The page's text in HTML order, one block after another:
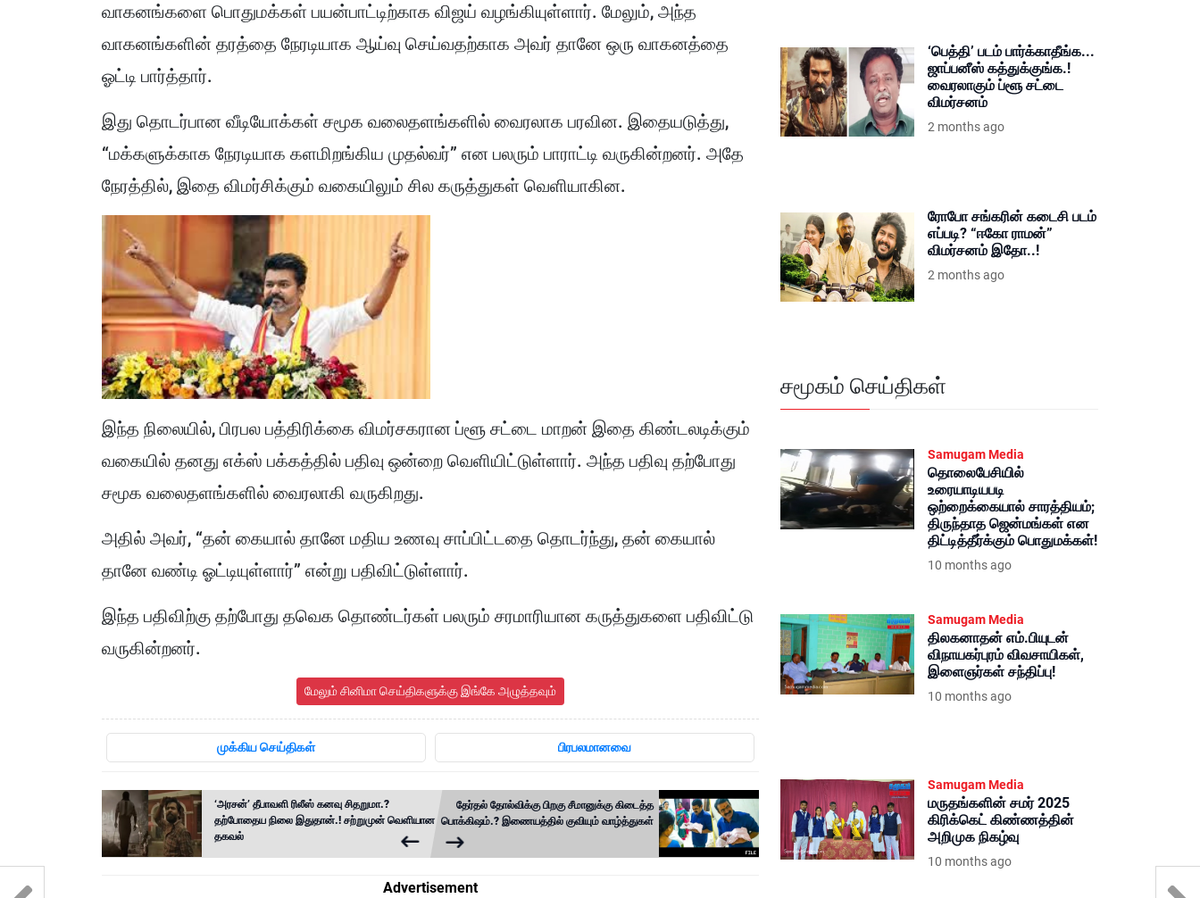
வாகனங்களை பொதுமக்கள் பயன்பாட்டிற்காக விஜய் வழங்கியுள்ளார். மேலும், அந்த
வாகனங்களின் தரத்தை நேரடியாக ஆய்வு செய்வதற்காக அவர் தானே ஒரு வாகனத்தை
ஓட்டி பார்த்தார்.
இது தொடர்பான வீடியோக்கள் சமூக வலைதளங்களில் வைரலாக பரவின. இதையடுத்து,
“மக்களுக்காக நேரடியாக களமிறங்கிய முதல்வர்” என பலரும் பாராட்டி வருகின்றனர். அதே
நேரத்தில், இதை விமர்சிக்கும் வகையிலும் சில கருத்துகள் வெளியாகின.
இந்த நிலையில், பிரபல பத்திரிக்கை விமர்சகரான ப்ளூ சட்டை மாறன் இதை கிண்டலடிக்கும்
வகையில் தனது எக்ஸ் பக்கத்தில் பதிவு ஒன்றை வெளியிட்டுள்ளார். அந்த பதிவு தற்போது
சமூக வலைதளங்களில் வைரலாகி வருகிறது.
அதில் அவர், “தன் கையால் தானே மதிய உணவு சாப்பிட்டதை தொடர்ந்து, தன் கையால்
தானே வண்டி ஓட்டியுள்ளார்” என்று பதிவிட்டுள்ளார்.
இந்த பதிவிற்கு தற்போது தவெக தொண்டர்கள் பலரும் சரமாரியான கருத்துகளை பதிவிட்டு
வருகின்றனர்.
மேலும் சினிமா செய்திகளுக்கு இங்கே அழுத்தவும்
முக்கிய செய்திகள் பிரபலமானவை
‘அரசன்’ தீபாவளி ரிலீஸ் கனவு சிதறுமா.?
தற்போதைய நிலை இதுதான்.! சற்றுமுன் வெளியான
தகவல்
தேர்தல் தோல்விக்கு பிறகு சீமானுக்கு கிடைத்த
பொக்கிஷம்.? இணையத்தில் குவியும் வாழ்த்துகள்
Advertisement
‘பெத்தி’ படம் பார்க்காதீங்க...
ஜாப்பனீஸ் கத்துக்குங்க.!
வைரலாகும் ப்ளூ சட்டை
விமர்சனம்
2 months ago
ரோபோ சங்கரின் கடைசி படம்
எப்படி? “ஈகோ ராமன்”
விமர்சனம் இதோ..!
2 months ago
சமூகம் செய்திகள்
Samugam Media
தொலைபேசியில்
உரையாடியபடி
ஒற்றைக்கையால் சாரத்தியம்;
திருந்தாத ஜென்மங்கள் என
திட்டித்தீர்க்கும் பொதுமக்கள்!
10 months ago
Samugam Media
திலகனாதன் எம்.பியுடன்
விநாயகர்புரம் விவசாயிகள்,
இளைஞர்கள் சந்திப்பு!
10 months ago
Samugam Media
மருதங்களின் சமர் 2025
கிரிக்கெட் கிண்ணத்தின்
அறிமுக நிகழ்வு
10 months ago